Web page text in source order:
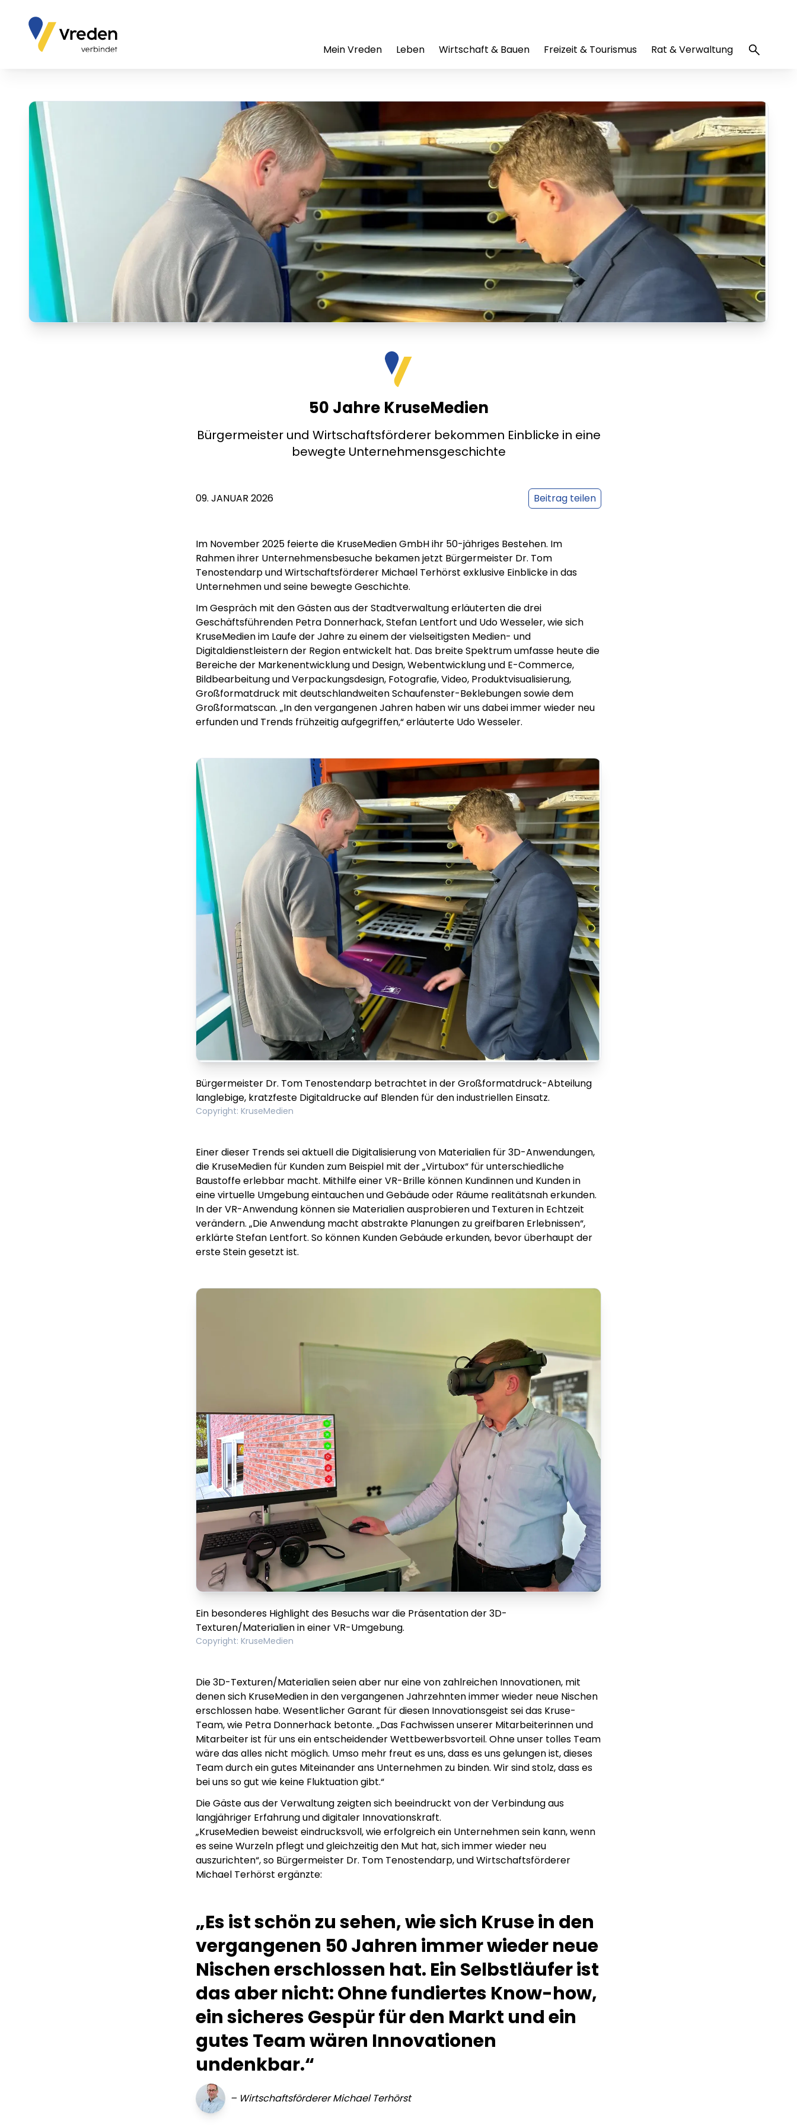
Mein Vreden Leben Wirtschaft & Bauen Freizeit & Tourismus Rat & Verwaltung
50 Jahre KruseMedien
Bürgermeister und Wirtschaftsförderer bekommen Einblicke in eine
bewegte Unternehmensgeschichte
09. JANUAR 2026 Beitrag teilen
Im November 2025 feierte die KruseMedien GmbH ihr 50-jähriges Bestehen. Im
Rahmen ihrer Unternehmensbesuche bekamen jetzt Bürgermeister Dr. Tom
Tenostendarp und Wirtschaftsförderer Michael Terhörst exklusive Einblicke in das
Unternehmen und seine bewegte Geschichte.
Im Gespräch mit den Gästen aus der Stadtverwaltung erläuterten die drei
Geschäftsführenden Petra Donnerhack, Stefan Lentfort und Udo Wesseler, wie sich
KruseMedien im Laufe der Jahre zu einem der vielseitigsten Medien- und
Digitaldienstleistern der Region entwickelt hat. Das breite Spektrum umfasse heute die
Bereiche der Markenentwicklung und Design, Webentwicklung und E-Commerce,
Bildbearbeitung und Verpackungsdesign, Fotografie, Video, Produktvisualisierung,
Großformatdruck mit deutschlandweiten Schaufenster-Beklebungen sowie dem
Großformatscan. „In den vergangenen Jahren haben wir uns dabei immer wieder neu
erfunden und Trends frühzeitig aufgegriffen,“ erläuterte Udo Wesseler.
Bürgermeister Dr. Tom Tenostendarp betrachtet in der Großformatdruck-Abteilung
langlebige, kratzfeste Digitaldrucke auf Blenden für den industriellen Einsatz.
Copyright: KruseMedien
Einer dieser Trends sei aktuell die Digitalisierung von Materialien für 3D-Anwendungen,
die KruseMedien für Kunden zum Beispiel mit der „Virtubox“ für unterschiedliche
Baustoffe erlebbar macht. Mithilfe einer VR-Brille können Kundinnen und Kunden in
eine virtuelle Umgebung eintauchen und Gebäude oder Räume realitätsnah erkunden.
In der VR-Anwendung können sie Materialien ausprobieren und Texturen in Echtzeit
verändern. „Die Anwendung macht abstrakte Planungen zu greifbaren Erlebnissen“,
erklärte Stefan Lentfort. So können Kunden Gebäude erkunden, bevor überhaupt der
erste Stein gesetzt ist.
Ein besonderes Highlight des Besuchs war die Präsentation der 3D-
Texturen/Materialien in einer VR-Umgebung.
Copyright: KruseMedien
Die 3D-Texturen/Materialien seien aber nur eine von zahlreichen Innovationen, mit
denen sich KruseMedien in den vergangenen Jahrzehnten immer wieder neue Nischen
erschlossen habe. Wesentlicher Garant für diesen Innovationsgeist sei das Kruse-
Team, wie Petra Donnerhack betonte. „Das Fachwissen unserer Mitarbeiterinnen und
Mitarbeiter ist für uns ein entscheidender Wettbewerbsvorteil. Ohne unser tolles Team
wäre das alles nicht möglich. Umso mehr freut es uns, dass es uns gelungen ist, dieses
Team durch ein gutes Miteinander ans Unternehmen zu binden. Wir sind stolz, dass es
bei uns so gut wie keine Fluktuation gibt.“
Die Gäste aus der Verwaltung zeigten sich beeindruckt von der Verbindung aus
langjähriger Erfahrung und digitaler Innovationskraft.
„KruseMedien beweist eindrucksvoll, wie erfolgreich ein Unternehmen sein kann, wenn
es seine Wurzeln pflegt und gleichzeitig den Mut hat, sich immer wieder neu
auszurichten“, so Bürgermeister Dr. Tom Tenostendarp, und Wirtschaftsförderer
Michael Terhörst ergänzte:
„Es ist schön zu sehen, wie sich Kruse in den
vergangenen 50 Jahren immer wieder neue
Nischen erschlossen hat. Ein Selbstläufer ist
das aber nicht: Ohne fundiertes Know-how,
ein sicheres Gespür für den Markt und ein
gutes Team wären Innovationen
undenkbar.“
– Wirtschaftsförderer Michael Terhörst